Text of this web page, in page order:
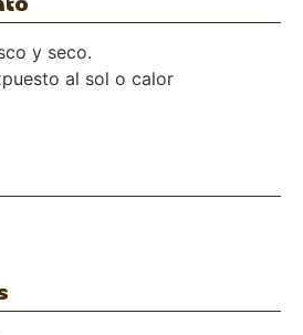
y seco.
al sol o calor